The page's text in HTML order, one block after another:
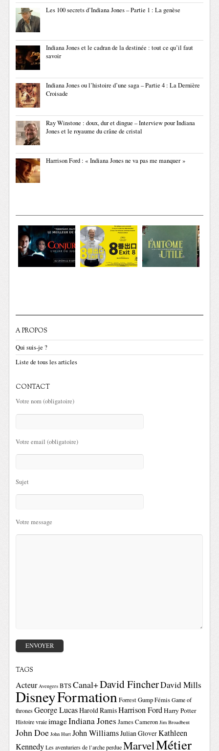
Les 100 secrets d’Indiana Jones – Partie 1 : La genèse
Indiana Jones et le cadran de la destinée : tout ce qu’il faut
savoir
Indiana Jones ou l’histoire d’une saga – Partie 4 : La Dernière
Croisade
Ray Winstone : doux, dur et dingue – Interview pour Indiana
Jones et le royaume du crâne de cristal
Harrison Ford : « Indiana Jones ne va pas me manquer »
A PROPOS
Qui suis-je ?
Liste de tous les articles
CONTACT
Votre nom (obligatoire)
Votre email (obligatoire)
Sujet
Votre message
TAGS
Acteur Avengers BTSCanal+David FincherDavid Mills
DisneyFormationForrest GumpFémis Game of
thrones George LucasHarold RamisHarrison FordHarry Potter
Histoire vraie imageIndiana Jones James Cameron Jim Broadbent
John Doe John Hurt John WilliamsJulian GloverKathleen
Kennedy Les aventuriers de l’arche perdue MarvelMétier